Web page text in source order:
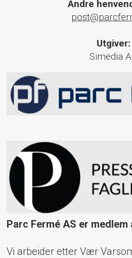
Andre
Utgiver:
Simedia
Parc Fermé AS er medlem
Vi arbeider etter Vær